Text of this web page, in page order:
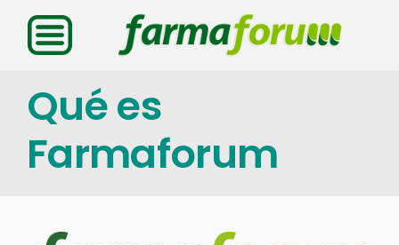
Saltar
contenido
Qué es
Farmaforum